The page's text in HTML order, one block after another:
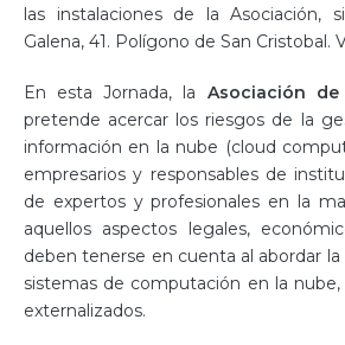
las instalaciones de la Asociación,
Galena, 41. Polígono de San Cristobal.
En esta Jornada, la Asociación de
pretende acercar los riesgos de la
información en la nube (cloud
empresarios y responsables de
de expertos y profesionales en la
aquellos aspectos legales,
deben tenerse en cuenta al abordar
sistemas de computación en la
externalizados.